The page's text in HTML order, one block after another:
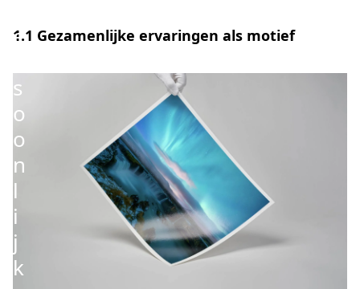
e
s
o
o
n
l
i
j
k
1.1 Gezamenlijke ervaringen als motief